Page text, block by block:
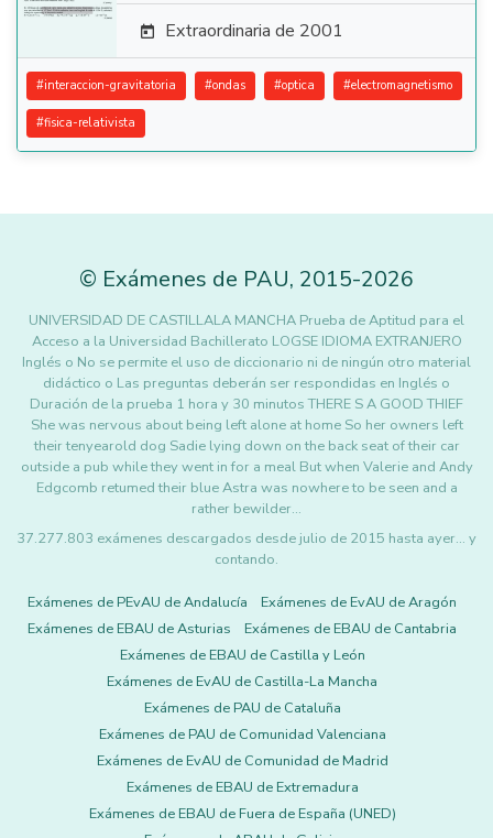
 Extraordinaria de 2001
#interaccion-gravitatoria #ondas #optica #electromagnetismo
#fisica-relativista
© Exámenes de PAU, 2015-2026
UNIVERSIDAD DE CASTILLALA MANCHA Prueba de Aptitud para el
Acceso a la Universidad Bachillerato LOGSE IDIOMA EXTRANJERO
Inglés o No se permite el uso de diccionario ni de ningún otro material
didáctico o Las preguntas deberán ser respondidas en Inglés o
Duración de la prueba 1 hora y 30 minutos THERE S A GOOD THIEF
She was nervous about being left alone at home So her owners left
their tenyearold dog Sadie lying down on the back seat of their car
outside a pub while they went in for a meal But when Valerie and Andy
Edgcomb retumed their blue Astra was nowhere to be seen and a
rather bewilder…
37.277.803 exámenes descargados desde julio de 2015 hasta ayer... y
contando.
Exámenes de PEvAU de Andalucía
Exámenes de EvAU de Aragón
Exámenes de EBAU de Asturias
Exámenes de EBAU de Cantabria
Exámenes de EBAU de Castilla y León
Exámenes de EvAU de Castilla-La Mancha
Exámenes de PAU de Cataluña
Exámenes de PAU de Comunidad Valenciana
Exámenes de EvAU de Comunidad de Madrid
Exámenes de EBAU de Extremadura
Exámenes de EBAU de Fuera de España (UNED)